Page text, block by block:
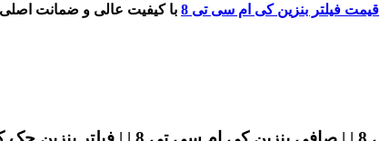
قیمت فیلتر بنزین کی ام سی تی 8